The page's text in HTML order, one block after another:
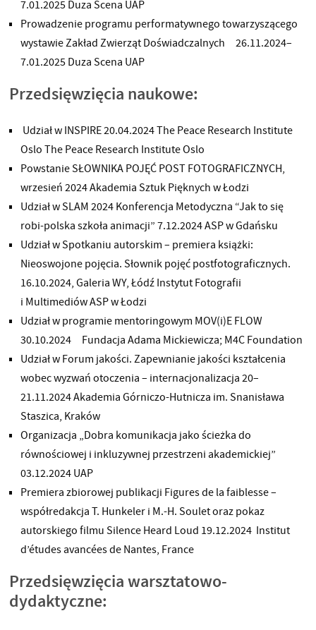
7.01.2025 Duza Scena UAP
Prowadzenie programu performatywnego towarzyszącego
wystawie Zakład Zwierząt Doświadczalnych 26.11.2024–
7.01.2025 Duza Scena UAP
Przedsięwzięcia naukowe:
Udział w INSPIRE 20.04.2024 The Peace Research Institute
Oslo The Peace Research Institute Oslo
Powstanie SŁOWNIKA POJĘĆ POST FOTOGRAFICZNYCH,
wrzesień 2024 Akademia Sztuk Pięknych w Łodzi
Udział w SLAM 2024 Konferencja Metodyczna “Jak to się
robi-polska szkoła animacji” 7.12.2024 ASP w Gdańsku
Udział w Spotkaniu autorskim – premiera książki:
Nieoswojone pojęcia. Słownik pojęć postfotograficznych.
16.10.2024, Galeria WY, Łódź Instytut Fotografii
i Multimediów ASP w Łodzi
Udział w programie mentoringowym MOV(i)E FLOW
30.10.2024 Fundacja Adama Mickiewicza; M4C Foundation
Udział w Forum jakości. Zapewnianie jakości kształcenia
wobec wyzwań otoczenia – internacjonalizacja 20–
21.11.2024 Akademia Górniczo-Hutnicza im. Snanisława
Staszica, Kraków
Organizacja „Dobra komunikacja jako ścieżka do
równościowej i inkluzywnej przestrzeni akademickiej”
03.12.2024 UAP
Premiera zbiorowej publikacji Figures de la faiblesse –
współredakcja T. Hunkeler i M.-H. Soulet oraz pokaz
autorskiego filmu Silence Heard Loud 19.12.2024 Institut
d’études avancées de Nantes, France
Przedsięwzięcia warsztatowo-
dydaktyczne: